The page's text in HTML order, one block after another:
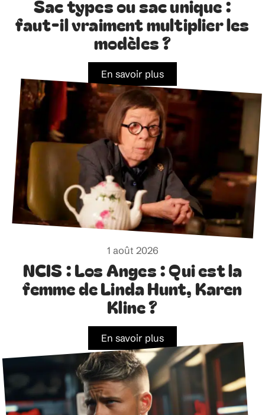
Sac types ou sac unique :
faut-il vraiment multiplier les
modèles ?
En savoir plus
1 août 2026
NCIS : Los Anges : Qui est la
femme de Linda Hunt, Karen
Kline ?
En savoir plus